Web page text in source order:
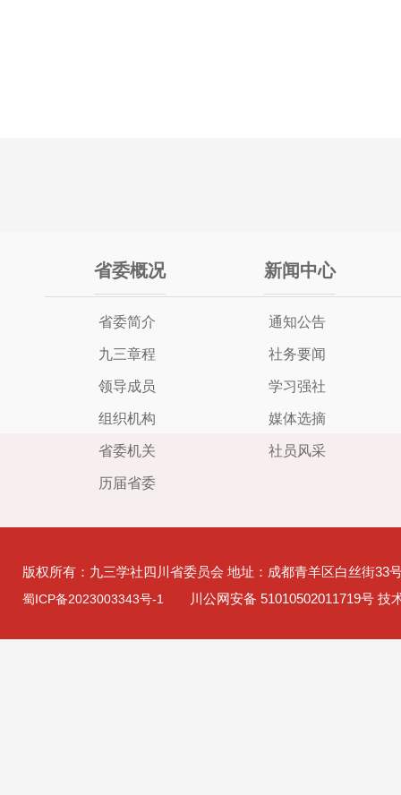
省委概况
省委简介
九三章程
领导成员
组织机构
省委机关
历届省委
新闻中心
通知公告
社务要闻
学习强社
媒体选摘
社员风采
版权所有：九三学社四川省委员会 地址：成都青羊区白丝街33
蜀ICP备2023003343号-1 川公网安备 51010502011719号 技